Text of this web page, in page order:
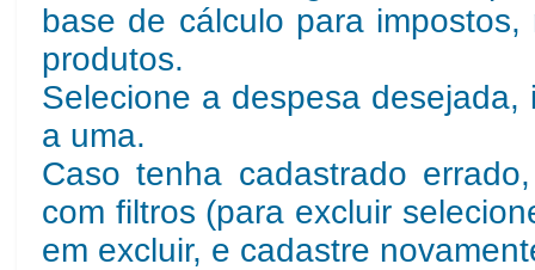
base de cálculo para
produtos.
Selecione a despesa
a uma.
Caso tenha cadastrado
com filtros (para excluir
em excluir, e cadastre